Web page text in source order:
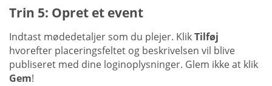
Trin 5: Opret et event
Indtast mødedetaljer som du plejer. KlikTilføj
hvorefter placeringsfeltet og beskrivelsen vil blive
publiseret med dine loginoplysninger. Glem ikke at klik
Gem!